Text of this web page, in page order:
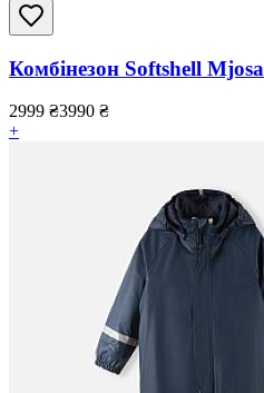
Комбінезон Softshell Mjosa
2999 ₴3990 ₴
+